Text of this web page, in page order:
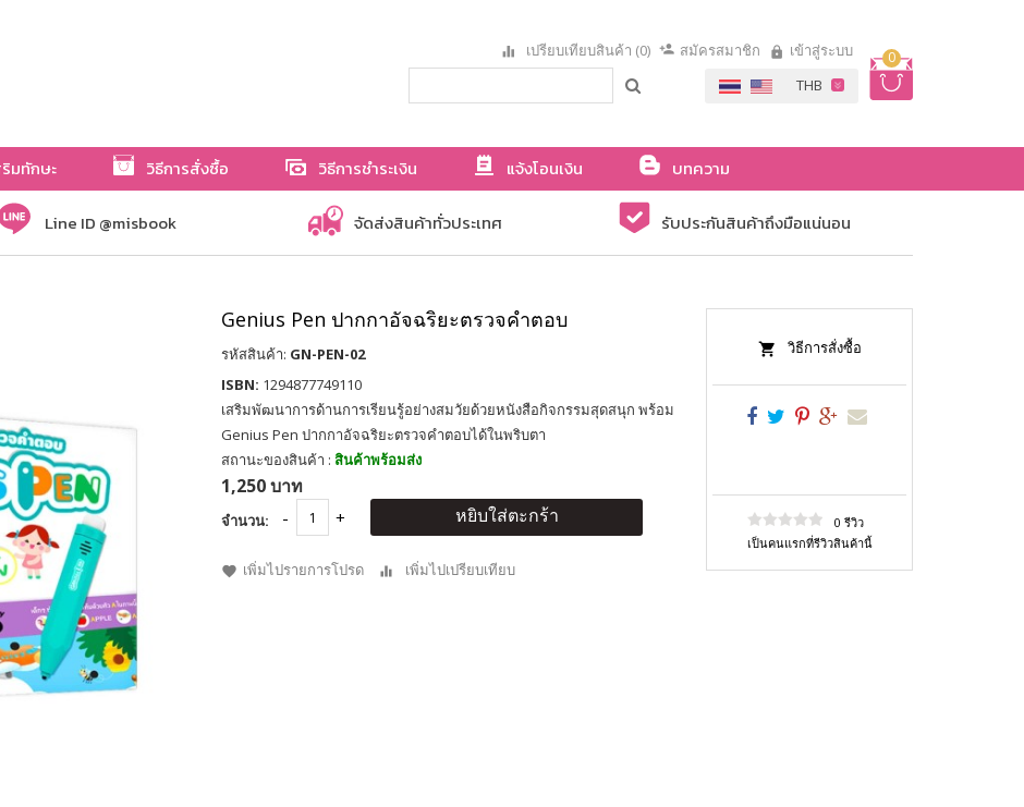
0
เปรียบเทียบสินค้า (0) สมัครสมาชิก เข้าสู่ระบบ
มทักษะ วิธีการสั่งซื้อ วิธีการชำระเงิน แจ้งโอนเงิน
บทความ
Line ID @misbook จัดส่งสินค้าทั่วประเทศ รับประกันสินค้าถึงมือแน่นอน
Genius Pen ปากกาอัจฉริยะตรวจคำตอบ
รหัสสินค้า: GN-PEN-02
ISBN: 1294877749110
เสริมพัฒนาการด้านการเรียนรู้อย่างสมวัยด้วยหนังสือกิจกรรมสุดสนุก พร้อม
Genius Pen ปากกาอัจฉริยะตรวจคำตอบได้ในพริบตา
สถานะของสินค้า : สินค้าพร้อมส่ง
1,250 บาท
จำนวน: หยิบใส่ตะกร้า
เพิ่มไปรายการโปรด เพิ่มไปเปรียบเทียบ
วิธีการสั่งซื้อ
0 รีวิว
เป็นคนแรกที่รีวิวสินค้านี้